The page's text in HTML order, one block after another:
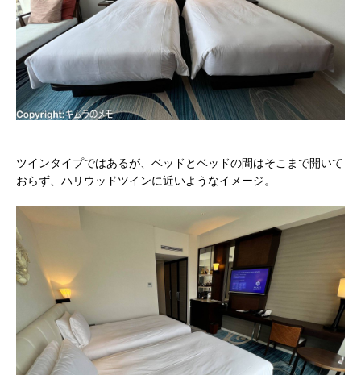
ツインタイプではあるが、ベッドとベッドの間はそこまで開いて
おらず、ハリウッドツインに近いようなイメージ。